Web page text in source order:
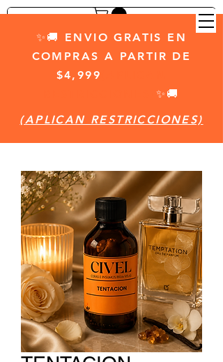
✨🚚 ENVIO GRATIS EN
COMPRAS A PARTIR DE
$4,999
✨🚚
(APLICAN RESTRICCIONES)